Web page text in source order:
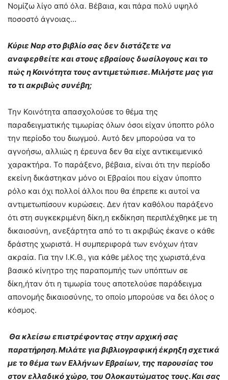
Νομίζω λίγο από όλα. Βέβαια, και πάρα πολύ υψηλό
ποσοστό άγνοιας…
Κύριε Ναρ στο βιβλίο σας δεν διστάζετε να
αναφερθείτε και στους εβραίους δωσίλογους και το
πώς η Κοινότητα τους αντιμετώπισε. Μιλήστε μας για
το τι ακριβώς συνέβη;
Την Κοινότητα απασχολούσε το θέμα της
παραδειγματικής τιμωρίας όλων όσοι είχαν ύποπτο ρόλο
την περίοδο του διωγμού. Αυτό δεν μπορούσα να το
αγνοήσω, αλλιώς η έρευνα δεν θα είχε αντικειμενικό
χαρακτήρα. Το παράξενο, βέβαια, είναι ότι την περίοδο
εκείνη δικάστηκαν μόνο οι Εβραίοι που είχαν ύποπτο
ρόλο και όχι πολλοί άλλοι που θα έπρεπε κι αυτοί να
αντιμετωπίσουν κυρώσεις. Δεν ήταν καθόλου παράξενο
ότι στη συγκεκριμένη δίκη,η εκδίκηση περιπλέχθηκε με τη
δικαιοσύνη, ανεξάρτητα από το τι ακριβώς έκανε ο κάθε
δράστης χωριστά. Η συμπεριφορά των ενόχων ήταν
ακραία. Για την Ι.Κ.Θ., για κάθε μέλος της χωριστά,ένα
βασικό κίνητρο της παραπομπής των υπόπτων σε
δίκη,ήταν ότι η τιμωρία τους αποτελούσε παράδειγμα
απονομής δικαιοσύνης, το οποίο μπορούσε να δει όλος ο
κόσμος.
Θα κλείσω επιστρέφοντας στην αρχική σας
παρατήρηση. Μιλάτε για βιβλιογραφική έκρηξη σχετικά
με το θέμα των Ελλήνων Εβραίων, της παρουσίας του
στον ελλαδικό χώρο, του Ολοκαυτώματος τους. Και σας